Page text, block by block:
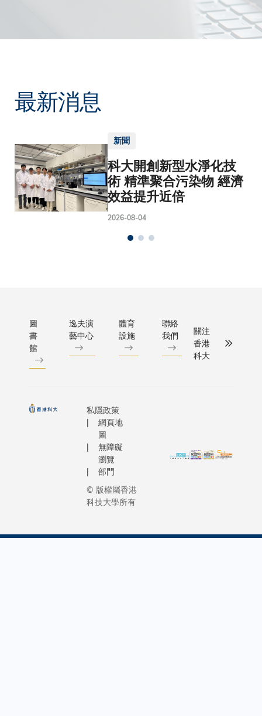
最新消息
新聞
科大開創新型水淨化技
術 精準聚合污染物 經濟
效益提升近倍
2026-08-04
圖
書
館
逸夫演
藝中心
體育
設施
聯絡
我們
關注
香港
科大
私隱政策
網頁地
圖
無障礙
瀏覽
部門
© 版權屬香港
科技大學所有